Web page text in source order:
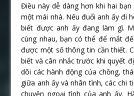
Điều này dễ dàng hơn khi hai
một mái nhà. Nếu đuổi anh ấy đi
biết được anh ấy đang làm gì.
cùng nhau, bạn có thể để mắt
được một số thông tin cần thiết.
biết và cân nhắc trước khi quyết
dõi các hành động của chồng,
giữa anh ấy và nhân tình, các chi
chuyện ngoại tình của anh ấy.